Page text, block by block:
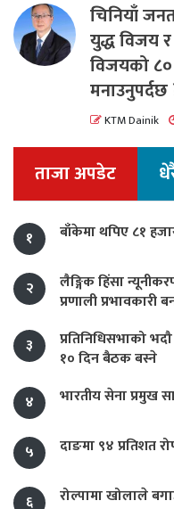
चिनियाँ
युद्ध विजय र
विजयको
मनाउनुपर्दछ
KTM Dainik
ताजा अपडेट
१ बाँकेमा थपिए ८१
२
लैङ्गिक हिंसा
प्रणाली प्रभावकारी
३
प्रतिनिधिसभाको
१० दिन बैठक बस्ने
४
भारतीय सेना प्रमुख
५ दाङमा ९४ प्रतिशत
६ रोल्पामा खोलाले